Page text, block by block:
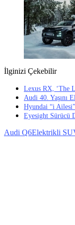
İlginizi Çekebilir
Lexus RX, ‘The
Audi 40. Yaşını
Hyundai “i
Eyesight Sürücü
Audi Q6Elektrikli